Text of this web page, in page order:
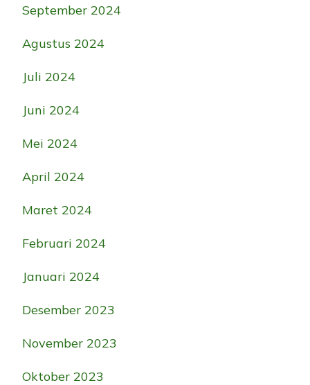
September 2024
Agustus 2024
Juli 2024
Juni 2024
Mei 2024
April 2024
Maret 2024
Februari 2024
Januari 2024
Desember 2023
November 2023
Oktober 2023